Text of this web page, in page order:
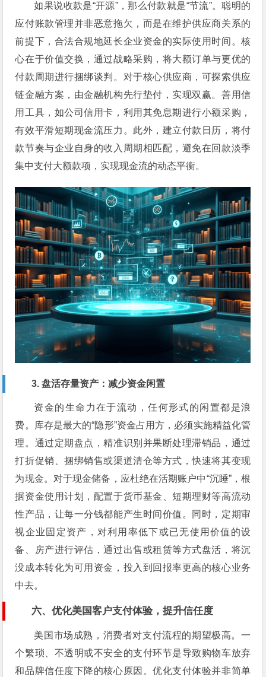
如果说收款是“开源”，那么付款就是“节流”。聪明的
应付账款管理并非恶意拖欠，而是在维护供应商关系的
前提下，合法合规地延长企业资金的实际使用时间。核
心在于价值交换，通过战略采购，将大额订单与更优的
付款周期进行捆绑谈判。对于核心供应商，可探索供应
链金融方案，由金融机构先行垫付，实现双赢。善用信
用工具，如公司信用卡，利用其免息期进行小额采购，
有效平滑短期现金流压力。此外，建立付款日历，将付
款节奏与企业自身的收入周期相匹配，避免在回款淡季
集中支付大额款项，实现现金流的动态平衡。
3. 盘活存量资产：减少资金闲置
资金的生命力在于流动，任何形式的闲置都是浪
费。库存是最大的“隐形”资金占用方，必须实施精益化管
理。通过定期盘点，精准识别并果断处理滞销品，通过
打折促销、捆绑销售或渠道清仓等方式，快速将其变现
为现金。对于现金储备，应杜绝在活期账户中“沉睡”，根
据资金使用计划，配置于货币基金、短期理财等高流动
性产品，让每一分钱都能产生时间价值。同时，定期审
视企业固定资产，对利用率低下或已无使用价值的设
备、房产进行评估，通过出售或租赁等方式盘活，将沉
没成本转化为可用资金，投入到回报率更高的核心业务
中去。
六、优化美国客户支付体验，提升信任度
美国市场成熟，消费者对支付流程的期望极高。一
个繁琐、不透明或不安全的支付环节是导致购物车放弃
和品牌信任度下降的核心原因。优化支付体验并非简单